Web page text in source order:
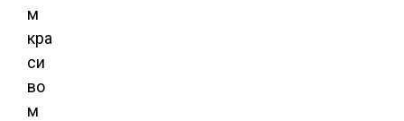
м
кра
си
во
м